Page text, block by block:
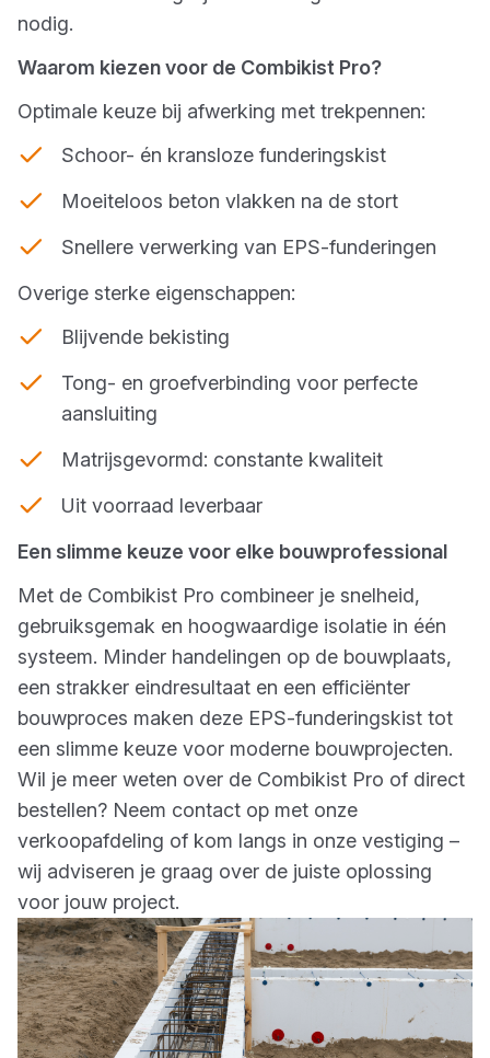
nodig.
Waarom kiezen voor de Combikist Pro?
Optimale keuze bij afwerking met trekpennen:
Schoor- én kransloze funderingskist
Moeiteloos beton vlakken na de stort
Snellere verwerking van EPS-funderingen
Overige sterke eigenschappen:
Blijvende bekisting
Tong- en groefverbinding voor perfecte
aansluiting
Matrijsgevormd: constante kwaliteit
Uit voorraad leverbaar
Een slimme keuze voor elke bouwprofessional
Met de Combikist Pro combineer je snelheid,
gebruiksgemak en hoogwaardige isolatie in één
systeem. Minder handelingen op de bouwplaats,
een strakker eindresultaat en een efficiënter
bouwproces maken deze EPS-funderingskist tot
een slimme keuze voor moderne bouwprojecten.
Wil je meer weten over de Combikist Pro of direct
bestellen? Neem contact op met onze
verkoopafdeling of kom langs in onze vestiging –
wij adviseren je graag over de juiste oplossing
voor jouw project.